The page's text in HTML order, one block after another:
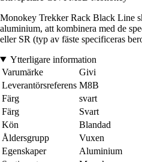
Monokey Trekker Rack Black Line
aluminium, att kombinera med de
eller SR (typ av fäste specificeras
Ytterligare information
Varumärke
Givi
Leverantörsreferens M8B
Färg
svart
Färg
Svart
Kön
Blandad
Åldersgrupp
Vuxen
Egenskaper
Aluminium